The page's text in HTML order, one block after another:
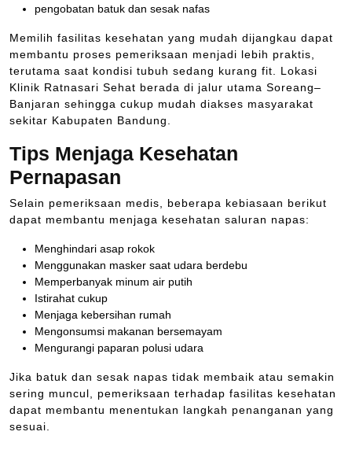
pengobatan batuk dan sesak nafas
Memilih fasilitas kesehatan yang mudah dijangkau dapat
membantu proses pemeriksaan menjadi lebih praktis,
terutama saat kondisi tubuh sedang kurang fit. Lokasi
Klinik Ratnasari Sehat berada di jalur utama Soreang–
Banjaran sehingga cukup mudah diakses masyarakat
sekitar Kabupaten Bandung.
Tips Menjaga Kesehatan
Pernapasan
Selain pemeriksaan medis, beberapa kebiasaan berikut
dapat membantu menjaga kesehatan saluran napas:
Menghindari asap rokok
Menggunakan masker saat udara berdebu
Memperbanyak minum air putih
Istirahat cukup
Menjaga kebersihan rumah
Mengonsumsi makanan bersemayam
Mengurangi paparan polusi udara
Jika batuk dan sesak napas tidak membaik atau semakin
sering muncul, pemeriksaan terhadap fasilitas kesehatan
dapat membantu menentukan langkah penanganan yang
sesuai.